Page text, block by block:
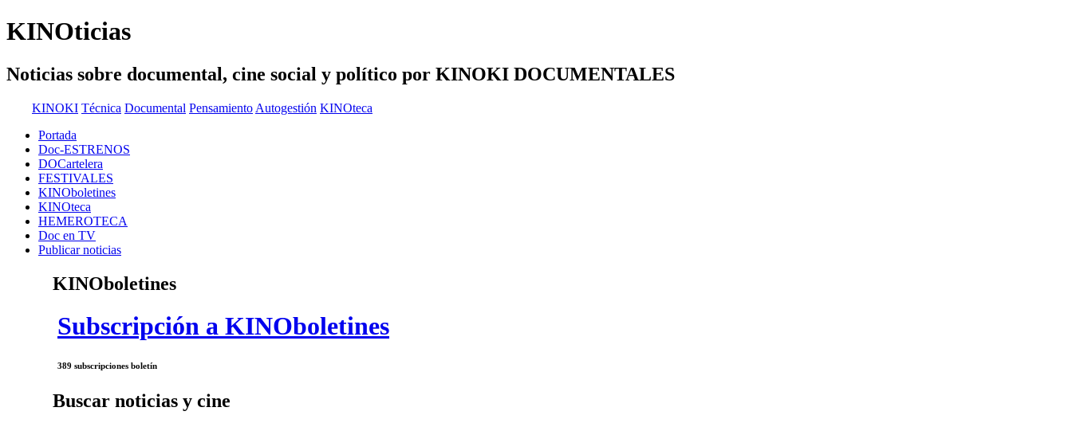
KINOticias
Noticias sobre documental, cine social y polí­tico por KINOKI DOCUMENTALES
KINOKI Técnica Documental Pensamiento Autogestión KINOteca
Portada
Doc-ESTRENOS
DOCartelera
FESTIVALES
KINOboletines
KINOteca
HEMEROTECA
Doc en TV
Publicar noticias
KINOboletines
Subscripción a KINOboletines
389 subscripciones boletín
Buscar noticias y cine